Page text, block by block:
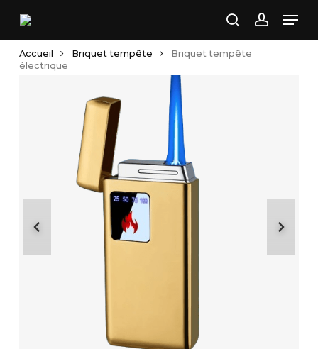
main
content
search
Accueil Briquet tempête
Briquet tempête
électrique